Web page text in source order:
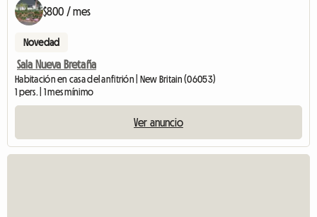
$800 / mes
Novedad
Sala Nueva Bretaña
Habitación en casa del anfitrión | New Britain (06053)
1 pers. | 1 mes mínimo
Ver anuncio